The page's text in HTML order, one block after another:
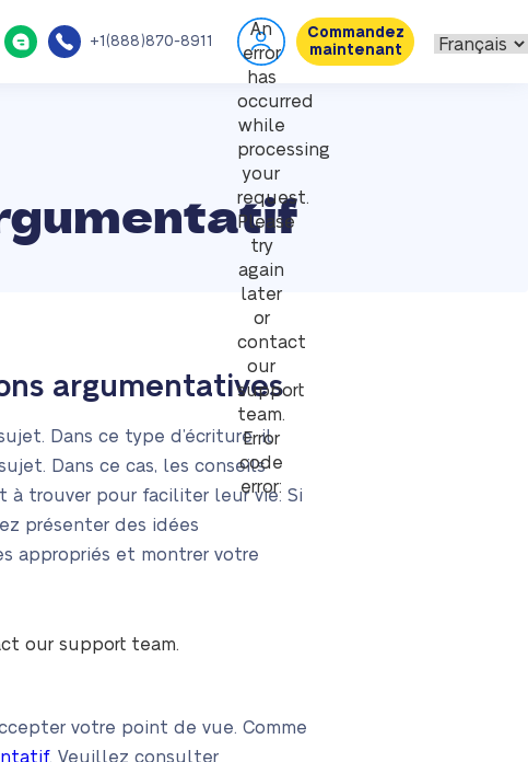
+1(888)870-8911
An
error
has
occurred
while
processing
your
request.
Please
try
again
later
or
contact
our
support
team.
Error
code
error:
Commandez
maintenant
argumentatives
Dans ce type d’écriture, il
Dans ce cas, les conseils
à trouver pour faciliter leur vie. Si
présenter des idées
appropriés et montrer votre
our support team.
votre point de vue. Comme
. Veuillez consulter